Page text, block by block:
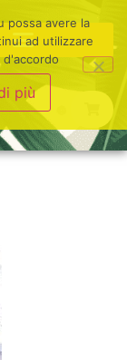
possa avere la
ad utilizzare
più